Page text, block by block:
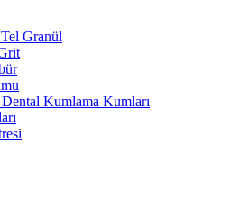
Granül
Kumlama Kumları